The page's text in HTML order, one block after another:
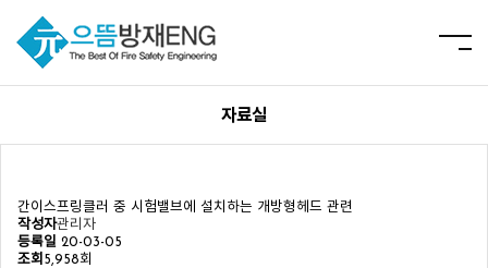
자료실
간이스프링클러 중 시험밸브에 설치하는 개방형헤드 관련
작성자관리자
등록일 20-03-05
조회 5,958회